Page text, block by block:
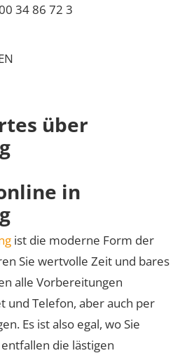
34 86 72 3
über
in
ist die moderne Form der
Sie wertvolle Zeit und bares
alle Vorbereitungen
und Telefon, aber auch per
Es ist also egal, wo Sie
die lästigen